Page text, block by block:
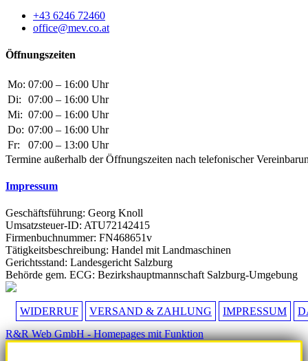
+43 6246 72460
office@mev.co.at
Öffnungszeiten
Mo: 07:00 – 16:00 Uhr
Di:
07:00 – 16:00 Uhr
Mi: 07:00 – 16:00 Uhr
Do: 07:00 – 16:00 Uhr
Fr:
07:00 – 13:00 Uhr
Termine außerhalb der Öffnungszeiten nach telefonischer
Impressum
Geschäftsführung: Georg Knoll
Umsatzsteuer-ID: ATU72142415
Firmenbuchnummer: FN468651v
Tätigkeitsbeschreibung: Handel mit Landmaschinen
Gerichtsstand: Landesgericht Salzburg
Behörde gem. ECG: Bezirkshauptmannschaft Salzburg-Umgebung
WIDERRUF VERSAND & ZAHLUNG IMPRESSUM
R&R Web GmbH - Homepages mit Funktion